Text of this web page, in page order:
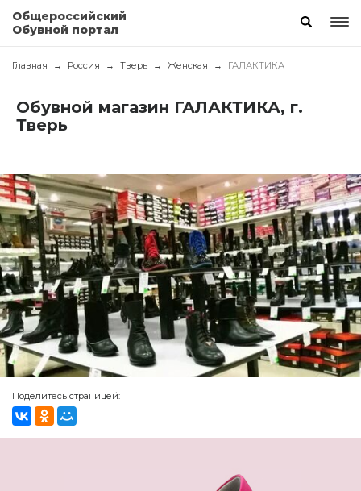
Общероссийский
Обувной портал
Главная Россия Тверь Женская ГАЛАКТИКА
Обувной магазин ГАЛАКТИКА, г.
Тверь
Поделитесь страницей: